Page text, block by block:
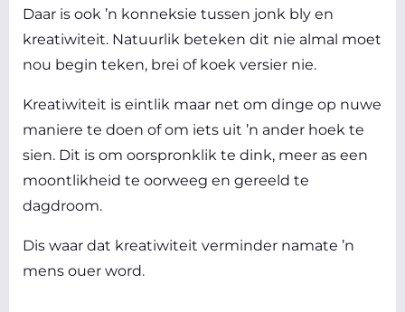
Daar is ook ’n konneksie tussen jonk bly en
kreatiwiteit. Natuurlik beteken dit nie almal moet
nou begin teken, brei of koek versier nie.
Kreatiwiteit is eintlik maar net om dinge op nuwe
maniere te doen of om iets uit ’n ander hoek te
sien. Dit is om oorspronklik te dink, meer as een
moontlikheid te oorweeg en gereeld te
dagdroom.
Dis waar dat kreatiwiteit verminder namate ’n
mens ouer word.